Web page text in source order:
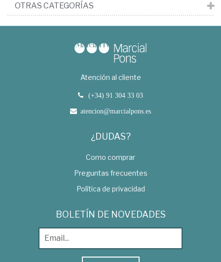
OTRAS CATEGORÍAS
Atención al cliente
(+34) 91 304 33 03
atencion@marcialpons.es
¿DUDAS?
Como comprar
Preguntas frecuentes
Política de privacidad
BOLETÍN DE NOVEDADES